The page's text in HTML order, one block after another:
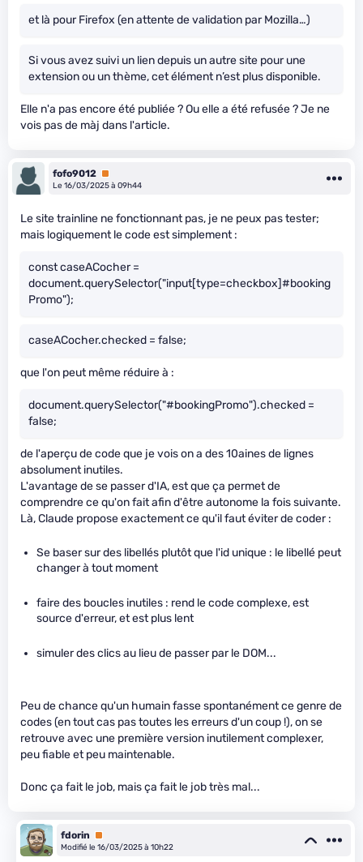
et là pour Firefox (en attente de validation par Mozilla…)
Si vous avez suivi un lien depuis un autre site pour une
extension ou un thème, cet élément n’est plus disponible.
Elle n'a pas encore été publiée ? Ou elle a été refusée ? Je ne
vois pas de màj dans l'article.
fofo9012 Premium
Le 16/03/2025 à 09h44
Le site trainline ne fonctionnant pas, je ne peux pas tester;
mais logiquement le code est simplement :
const caseACocher =
document.querySelector("input[type=checkbox]#booking
Promo");
caseACocher.checked = false;
que l'on peut même réduire à :
document.querySelector("#bookingPromo").checked =
false;
de l'aperçu de code que je vois on a des 10aines de lignes
absolument inutiles.
L'avantage de se passer d'IA, est que ça permet de
comprendre ce qu'on fait afin d'être autonome la fois suivante.
Là, Claude propose exactement ce qu'il faut éviter de coder :
Se baser sur des libellés plutôt que l'id unique : le libellé peut
changer à tout moment
faire des boucles inutiles : rend le code complexe, est
source d'erreur, et est plus lent
simuler des clics au lieu de passer par le DOM...
Peu de chance qu'un humain fasse spontanément ce genre de
codes (en tout cas pas toutes les erreurs d'un coup !), on se
retrouve avec une première version inutilement complexer,
peu fiable et peu maintenable.
Donc ça fait le job, mais ça fait le job très mal...
fdorin
Premium
Modifié le 16/03/2025 à 10h22